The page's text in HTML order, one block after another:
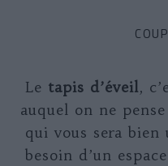
Le tapis d’éveil,
auquel on ne
qui vous sera bien
besoin d’un